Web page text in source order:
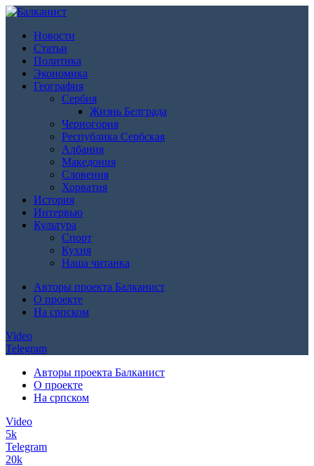
Новости
Статьи
Политика
Экономика
География
Сербия
Жизнь Белграда
Черногория
Республика Сербская
Албания
Македония
Словения
Хорватия
История
Интервью
Культура
Спорт
Кухня
Наша читанка
Авторы проекта Балканист
О проекте
На српском
Video
Telegram
Авторы проекта Балканист
О проекте
На српском
Video
5k
Telegram
20k